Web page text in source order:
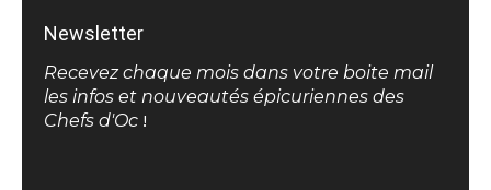
Newsletter
Recevez chaque mois dans votre boite mail
les infos et nouveautés épicuriennes des
Chefs d'Oc !